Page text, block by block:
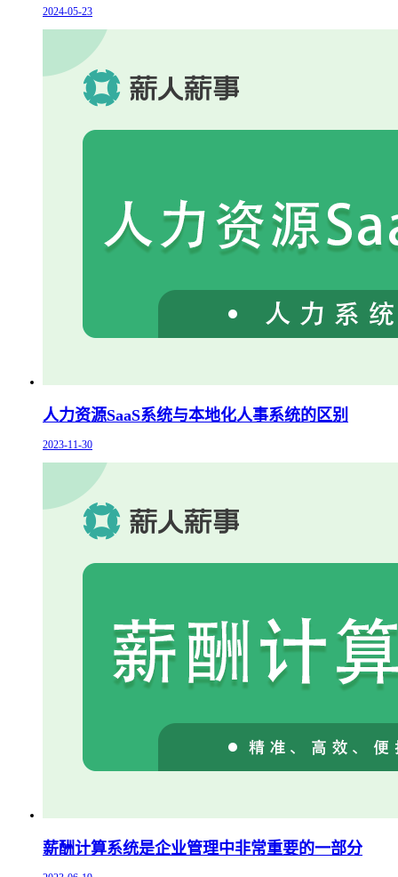
2024-05-23
人力资源SaaS系统与本地化人事系统的区别
2023-11-30
薪酬计算系统是企业管理中非常重要的一部分